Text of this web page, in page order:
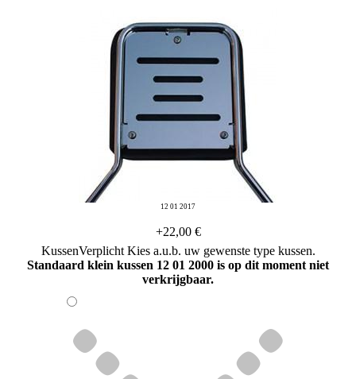
12 01 2017
+22,00 €
KussenVerplicht Kies a.u.b. uw gewenste type kussen.
Standaard klein kussen 12 01 2000 is op dit moment niet
verkrijgbaar.